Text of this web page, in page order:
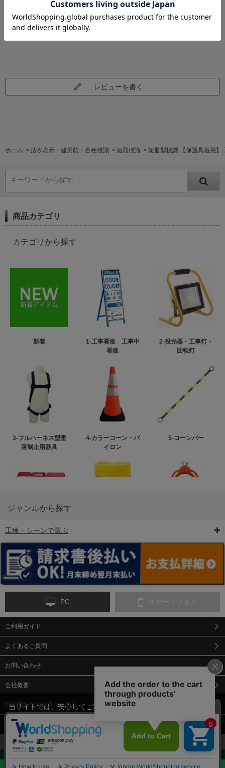
お見積・ご購入へ
レビューを書く
ホーム > 法令表示・建災防・各種標識 > 短冊標識 > 短冊型標識 【保護具着用】
キーワードから探す
商品カテゴリ
カテゴリから探す
新着
1-工事看板 工事中
看板
2-投光器・工事灯・
回転灯
3-フルハーネス型墜
落制止用器具
4-カラーコーン・パ
イロン
5-コーンバー
6-矢印板/LED矢印板
ンス
9-点字マット・タイ
12-安全ベスト
13-誘導灯・誘導棒・
合図灯・手旗
14-ライフジャケット
ジャンルから探す
工種・シーンで選ぶ
PC スマートフォン
ご利用ガイド
よくあるご質問
お問い合わせ
会社概要
特定商取引法に基づく表示
個人情報保護方針
当サイトでは、安心してご利用いただくため（なりすまし防止
等）、またサイトの利便性向上のため、クッキー(Cookie)を使用
しています。 サイトのクッキー(Cookie)の使用に関しては、「プ
ライバシーポリシー」をお読みください。